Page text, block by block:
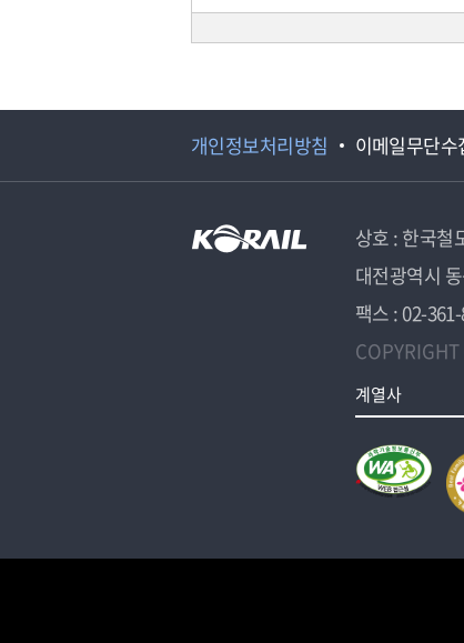
개인정보처리방침 이메일무단수
상호 : 한국철
대전광역시
팩스 : 02-
계열사